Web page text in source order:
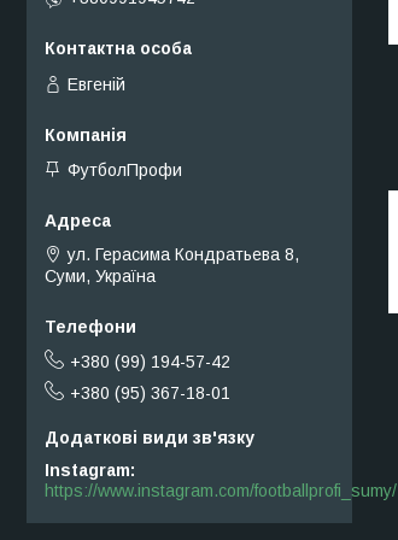
Евгеній
ФутболПрофи
ул. Герасима Кондратьева 8,
Суми, Україна
+380 (99) 194-57-42
+380 (95) 367-18-01
Instagram
https://www.instagram.com/footballprofi_sumy/